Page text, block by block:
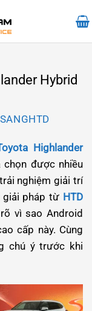
Hybrid
SANGHTD
Highlander
chọn được nhiều
nghiệm giải trí
giải pháp từ HTD
vì sao Android
cấp này. Cùng
chú ý trước khi